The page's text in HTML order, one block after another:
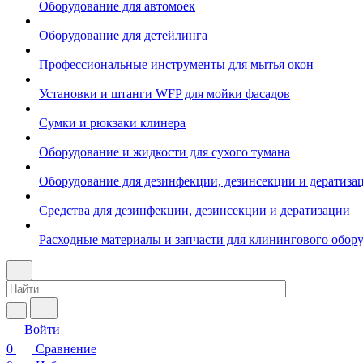
Оборудование для автомоек
Оборудование для детейлинга
Профессиональные инструменты для мытья окон
Установки и штанги WFP для мойки фасадов
Сумки и рюкзаки клинера
Оборудование и жидкости для сухого тумана
Оборудование для дезинфекции, дезинсекции и
Средства для дезинфекции, дезинсекции и дератизации
Расходные материалы и запчасти для клинингового
Войти
0
Сравнение